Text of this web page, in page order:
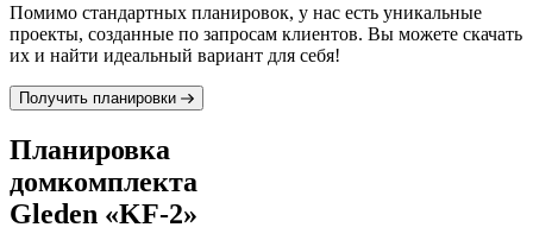
Помимо стандартных планировок, у нас есть уникальные
проекты, созданные по запросам клиентов. Вы можете скачать
их и найти идеальный вариант для себя!
Получить планировки
Планировка
домкомплекта
Gleden «KF-2»